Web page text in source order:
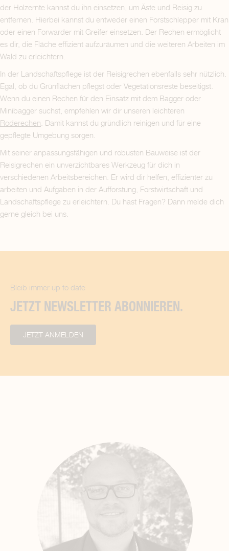
der Holzernte kannst du ihn einsetzen, um Äste und Reisig zu
entfernen. Hierbei kannst du entweder einen Forstschlepper mit Kran
oder einen Forwarder mit Greifer einsetzen. Der Rechen ermöglicht
es dir, die Fläche effizient aufzuräumen und die weiteren Arbeiten im
Wald zu erleichtern.
In der Landschaftspflege ist der Reisigrechen ebenfalls sehr nützlich.
Egal, ob du Grünflächen pflegst oder Vegetationsreste beseitigst.
Wenn du einen Rechen für den Einsatz mit dem Bagger oder
Minibagger suchst, empfehlen wir dir unseren leichteren
Roderechen . Damit kannst du gründlich reinigen und für eine
gepflegte Umgebung sorgen.
Mit seiner anpassungsfähigen und robusten Bauweise ist der
Reisigrechen ein unverzichtbares Werkzeug für dich in
verschiedenen Arbeitsbereichen. Er wird dir helfen, effizienter zu
arbeiten und Aufgaben in der Aufforstung, Forstwirtschaft und
Landschaftspflege zu erleichtern. Du hast Fragen? Dann melde dich
gerne gleich bei uns.
Bleib immer up to date
JETZT NEWSLETTER ABONNIEREN.
JETZT ANMELDEN